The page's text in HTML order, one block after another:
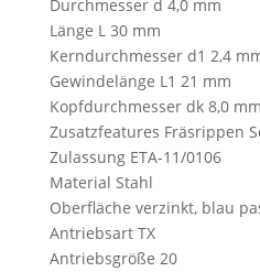
Durchmesser d 4,0 mm
Länge L 30 mm
Kerndurchmesser d1 2,4
Gewindelänge L1 21 mm
Kopfdurchmesser dk 8,0 mm
Zusatzfeatures Fräsrippen
Zulassung ETA-11/0106
Material Stahl
Oberfläche verzinkt, blau
Antriebsart TX
Antriebsgröße 20